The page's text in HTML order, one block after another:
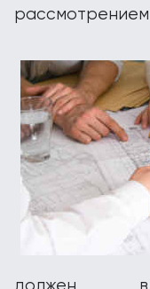
рассмотрением